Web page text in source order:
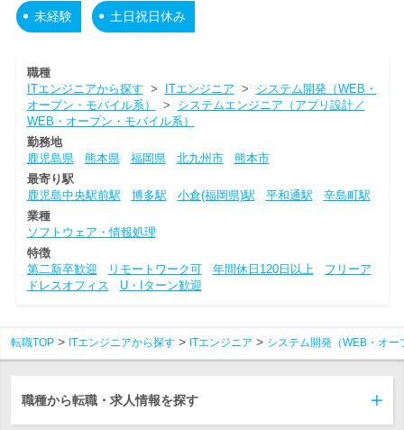
未経験 土日祝日休み
職種
ITエンジニアから探す > ITエンジニア > システム開発（WEB・
オープン・モバイル系）
> システムエンジニア（アプリ設計／
WEB・オープン・モバイル系）
勤務地
鹿児島県
熊本県 福岡県 北九州市
熊本市
最寄り駅
鹿児島中央駅前駅
博多駅 小倉(福岡県)駅 平和通駅
辛島町駅
業種
ソフトウェア・情報処理
特徴
第二新卒歓迎
リモートワーク可 年間休日120日以上
フリーア
ドレスオフィス
U・Iターン歓迎
転職TOP ITエンジニアから探す ITエンジニア システム開発（WEB・オ
職種から転職・求人情報を探す